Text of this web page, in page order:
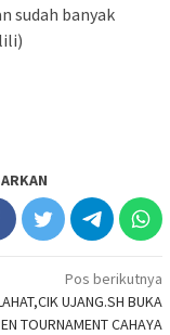
sudah banyak
Pos berikutnya
UJANG.SH BUKA
TOURNAMENT CAHAYA